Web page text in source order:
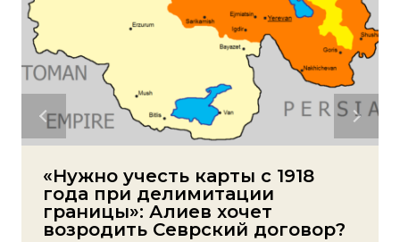
«Нужно учесть карты с 1918
года при делимитации
границы»: Алиев хочет
возродить Севрский договор?